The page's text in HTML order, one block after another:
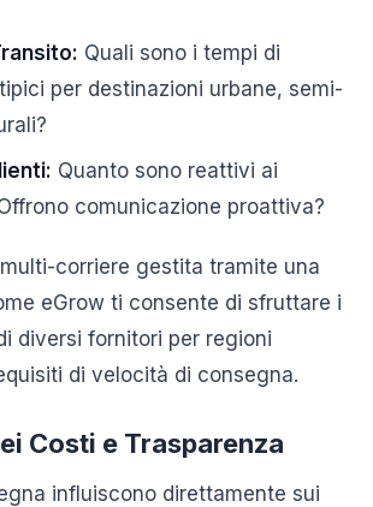
Quali sono i tempi di
per destinazioni urbane, semi-
Quanto sono reattivi ai
comunicazione proattiva?
corriere gestita tramite una
eGrow ti consente di sfruttare i
diversi fornitori per regioni
di velocità di consegna.
Costi e Trasparenza
influiscono direttamente sui